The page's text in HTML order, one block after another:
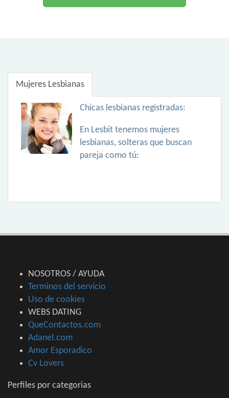
Mujeres Lesbianas
Chicas lesbianas registradas:
En Lesbit tenemos mujeres
lesbianas, solteras que buscan
pareja como tú:
NOSOTROS / AYUDA
Terminos del servicio
Uso de cookies
WEBS DATING
QueContactos.com
Adanel.com
Amor Esporadico
Cv Lovers
Perfiles por categorias